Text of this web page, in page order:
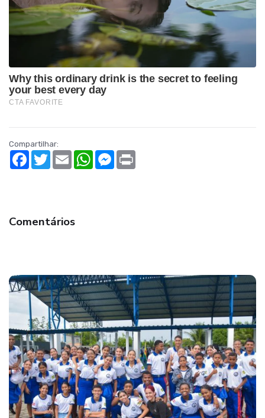
Compartilhar:
Facebook
TwitterEmail WhatsAppMessenger
Comentários